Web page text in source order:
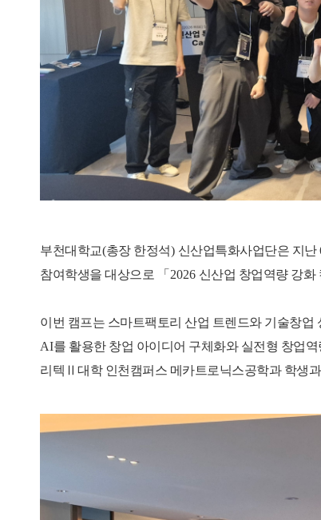
부천대학교(총장 한정석) 신산업특화사업단은 지난
참여학생을 대상으로
「 2026 신산업 창업역량 강화
이번 캠프는 스마트팩토리 산업 트렌드와 기술창
AI를 활용한 창업 아이디어 구체화와 실전형 창업
리텍 Ⅱ 대학 인천캠퍼스 메카트로닉스공학과 학생